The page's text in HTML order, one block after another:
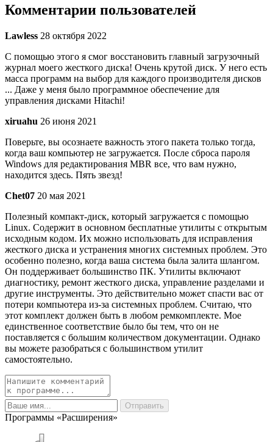
Комментарии пользователей
Lawless 28 октября 2022
С помощью этого я смог восстановить главный загрузочный
журнал моего жесткого диска! Очень крутой диск. У него есть
масса программ на выбор для каждого производителя дисков
... Даже у меня было программное обеспечение для
управления дисками Hitachi!
xiruahu 26 июня 2021
Поверьте, вы осознаете важность этого пакета только тогда,
когда ваш компьютер не загружается. После сброса пароля
Windows для редактирования MBR все, что вам нужно,
находится здесь. Пять звезд!
Chet07 20 мая 2021
Полезный компакт-диск, который загружается с помощью
Linux. Содержит в основном бесплатные утилиты с открытым
исходным кодом. Их можно использовать для исправления
жесткого диска и устранения многих системных проблем. Это
особенно полезно, когда ваша система была залита шлангом.
Он поддерживает большинство ПК. Утилиты включают
диагностику, ремонт жесткого диска, управление разделами и
другие инструменты. Это действительно может спасти вас от
потери компьютера из-за системных проблем. Считаю, что
этот комплект должен быть в любом ремкомплекте. Мое
единственное соответствие было бы тем, что он не
поставляется с большим количеством документации. Однако
вы можете разобраться с большинством утилит
самостоятельно.
Программы «Расширения»